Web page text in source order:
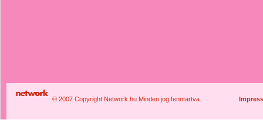
© 2007 Copyright Network.hu Minden jog fenntartva.